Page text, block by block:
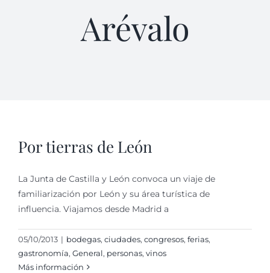
Arévalo
Por tierras de León
La Junta de Castilla y León convoca un viaje de
familiarización por León y su área turística de
influencia. Viajamos desde Madrid a
05/10/2013 | bodegas, ciudades, congresos, ferias,
gastronomí­a, General, personas, vinos
Más información